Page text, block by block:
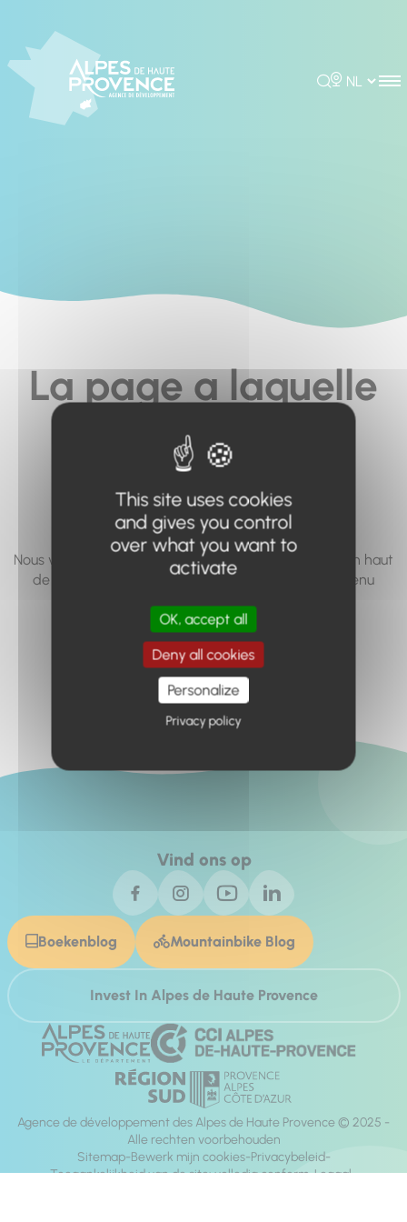
Rechercher
Choisir la
La page a laquelle
vous cherchez à
accéder n'existe
pas... ou plus.
Nous vous invitons à utiliser le moteur de recherche en haut
de page, ou à utiliser le menu pour trouver le contenu
Retour à l'accueil
Vind ons op
Boekenblog Mountainbike Blog
Invest In Alpes de Haute Provence
Agence de développement des Alpes de Haute Provence © 2025 -
Alle rechten voorbehouden
Sitemap Bewerk mijn cookies Privacybeleid
Toegankelijkheid van de site: volledig conform Legaal
This site uses cookies
and gives you control
over what you want to
activate
OK, accept all
Deny all cookies
Personalize
Privacy policy